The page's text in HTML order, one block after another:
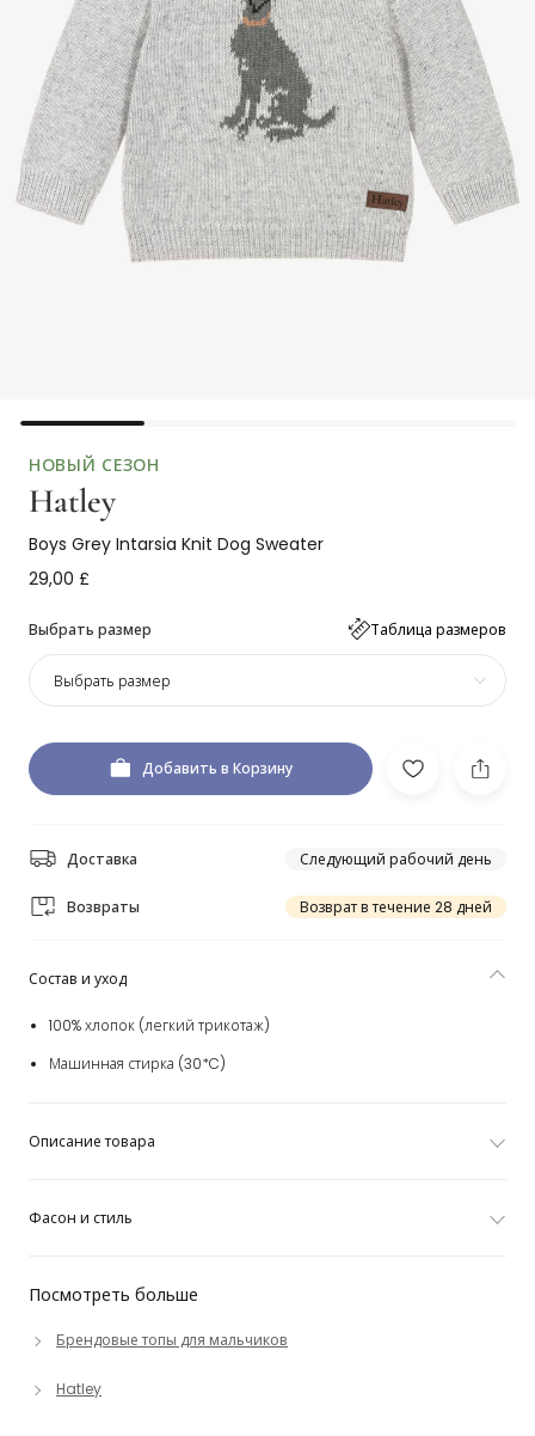
НОВЫЙ СЕЗОН
Hatley
Boys Grey Intarsia Knit Dog Sweater
29,00 £
Выбрать размер Таблица размеров
Выбрать размер
Добавить в Корзину
Доставка Следующий рабочий день
Возвраты Возврат в течение 28 дней
Посмотреть больше
Брендовые топы для мальчиков
Hatley
Состав и уход
100% хлопок (легкий трикотаж)
Машинная стирка (30*C)
Описание товара
Фасон и стиль